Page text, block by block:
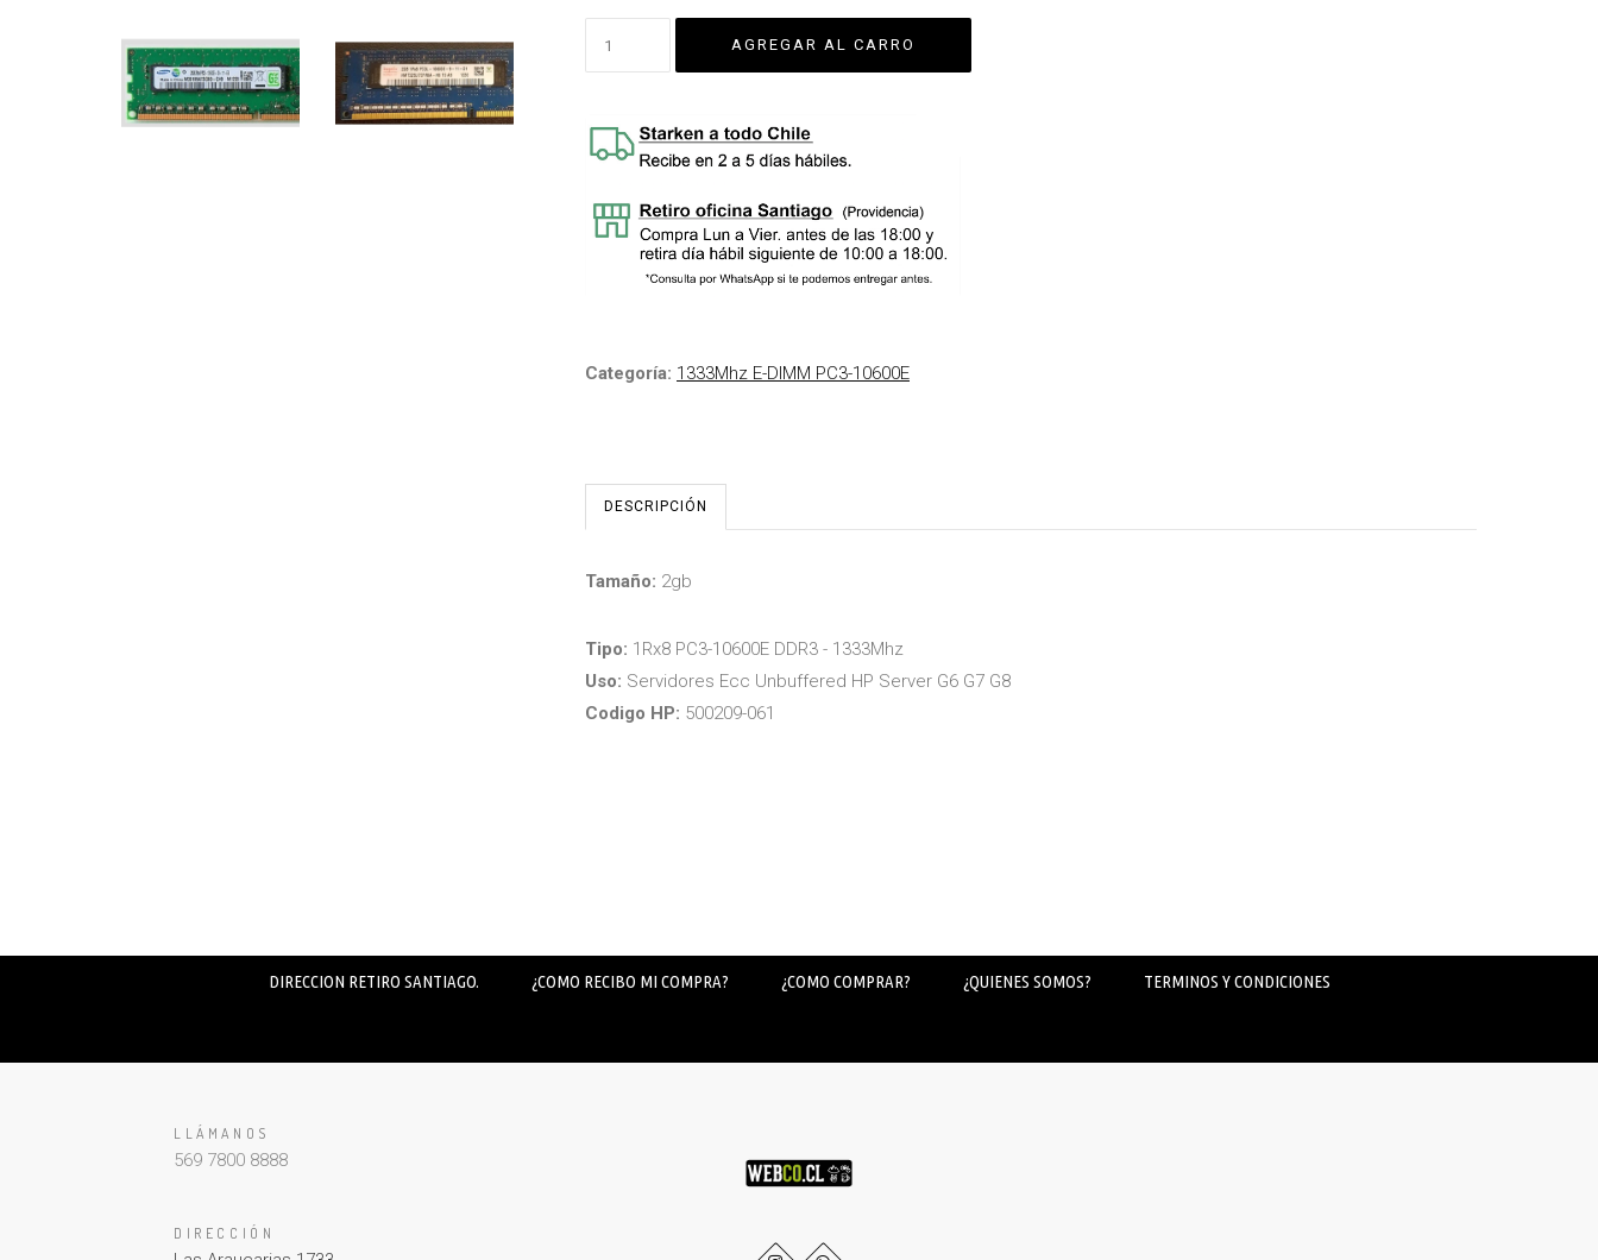
Categoría: 1333Mhz E-DIMM PC3-10600E
DESCRIPCIÓN
Tamaño: 2gb
Tipo: 1Rx8 PC3-10600E DDR3 - 1333Mhz
Uso: Servidores Ecc Unbuffered HP Server G6 G7 G8
Codigo HP: 500209-061
DIRECCION RETIRO SANTIAGO. ¿COMO RECIBO MI COMPRA? ¿COMO COMPRAR? ¿QUIENES SOMOS? TERMINOS Y CONDICIONES
LLÁMANOS
569 7800 8888
DIRECCIÓN